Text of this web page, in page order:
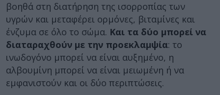
βοηθά στη διατήρηση της ισορροπίας των
υγρών και μεταφέρει ορμόνες, βιταμίνες και
ένζυμα σε όλο το σώμα. Και τα δύο μπορεί να
διαταραχθούν με την προεκλαμψία: το
ινωδογόνο μπορεί να είναι αυξημένο, η
αλβουμίνη μπορεί να είναι μειωμένη ή να
εμφανιστούν και οι δύο περιπτώσεις.